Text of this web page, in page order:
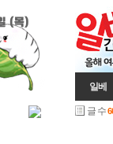
일베
글 수
(목)